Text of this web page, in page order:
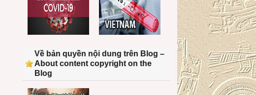
Về bản quyền nội dung trên Blog –
About content copyright on the
Blog